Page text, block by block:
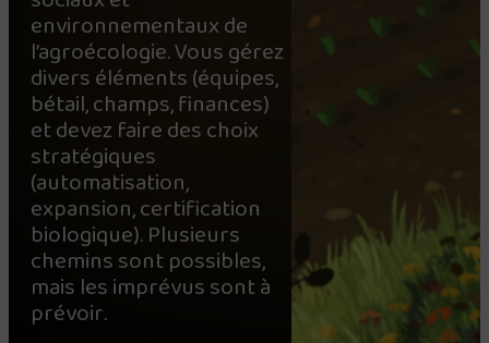
environnementaux de
l’agroécologie. Vous gérez
divers éléments (équipes,
bétail, champs, finances)
et devez faire des choix
stratégiques
(automatisation,
expansion, certification
biologique). Plusieurs
chemins sont possibles,
mais les imprévus sont à
prévoir.